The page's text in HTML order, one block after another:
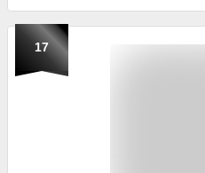
17